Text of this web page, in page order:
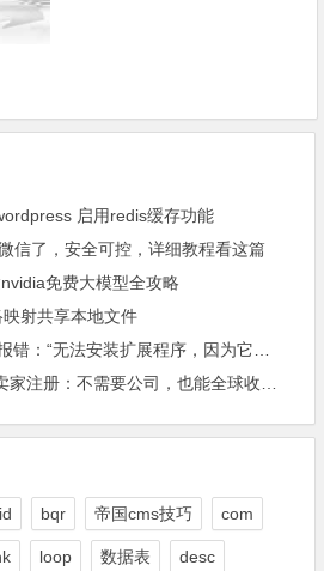
启用redis缓存功能
信了，安全可控，详细教程看这篇
免费大模型全攻略
射共享本地文件
装扩展程序，因为它使用了不受支持的清单版本“
注册：不需要公司，也能全球收款了
bqr 帝国cms技巧 com
loop 数据表 desc